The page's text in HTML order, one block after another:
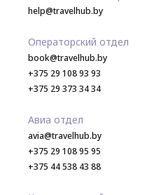
help@travelhub.by
Операторский отдел
book@travelhub.by
+375 29 108 93 93
+375 29 373 34 34
Авиа отдел
avia@travelhub.by
+375 29 108 95 95
+375 44 538 43 88